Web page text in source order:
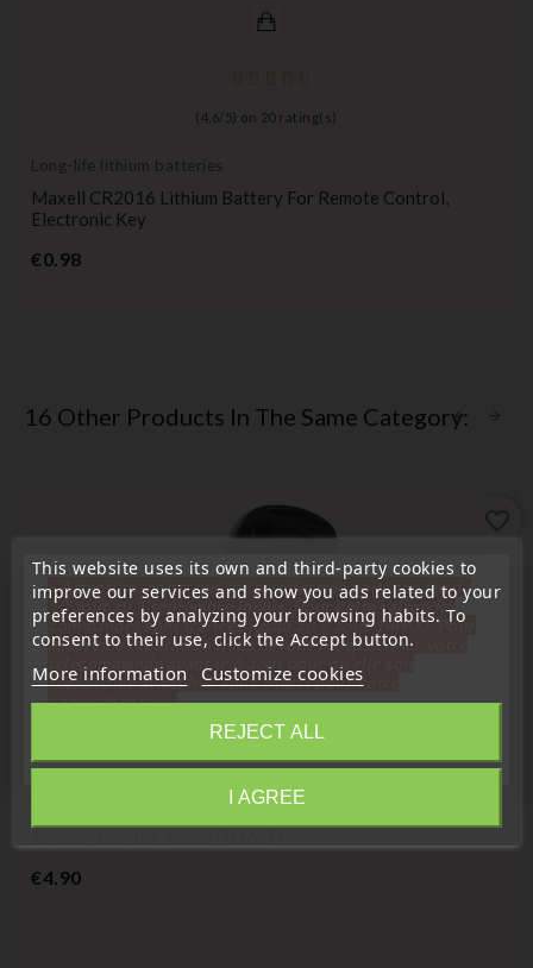
( 4,6/ 5) on 20rating(s)
Long-life lithium batteries
Maxell CR2016 Lithium Battery For Remote Control,
Electronic Key
€0.98Price
16 Other Products In The Same Category:
€4.90Price
This website uses its own and third-party cookies to
improve our services and show you ads related to your
preferences by analyzing your browsing habits. To
consent to their use, click the Accept button.
More information Customize cookies
REJECT ALL
I AGREE
« Attention, notre société sera fermée pour congés du
10 aout au 1 septembre inclus. Pour cette raison les
commandes sont traitées jusqu'au 7 aout 14H00. Pour
le service réparation nous devons réceptionner votre
télécommande avant le 6 aout pour qu'elle soit
réexpédiée avant le 7 aout. Merci pour votre
compréhension»
Close
Information